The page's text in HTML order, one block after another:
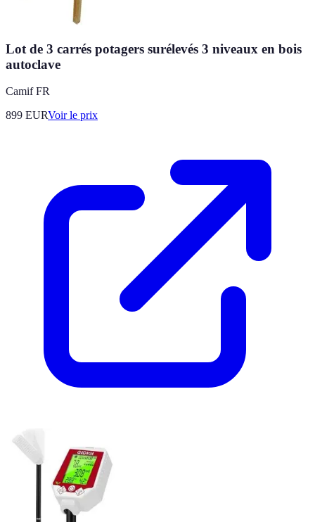
Lot de 3 carrés potagers surélevés 3 niveaux en bois
autoclave
Camif FR
899 EURVoir le prix